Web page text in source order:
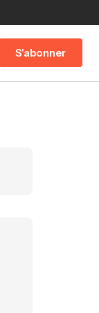
S'abonner